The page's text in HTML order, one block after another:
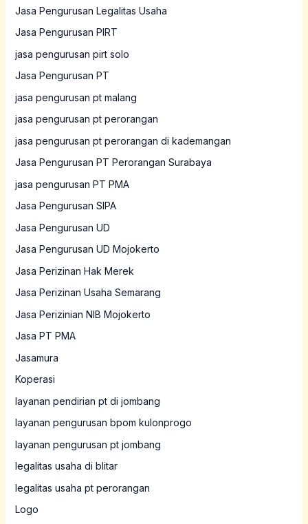
Jasa Pengurusan Legalitas Usaha
Jasa Pengurusan PIRT
jasa pengurusan pirt solo
Jasa Pengurusan PT
jasa pengurusan pt malang
jasa pengurusan pt perorangan
jasa pengurusan pt perorangan di kademangan
Jasa Pengurusan PT Perorangan Surabaya
jasa pengurusan PT PMA
Jasa Pengurusan SIPA
Jasa Pengurusan UD
Jasa Pengurusan UD Mojokerto
Jasa Perizinan Hak Merek
Jasa Perizinan Usaha Semarang
Jasa Perizinian NIB Mojokerto
Jasa PT PMA
Jasamura
Koperasi
layanan pendirian pt di jombang
layanan pengurusan bpom kulonprogo
layanan pengurusan pt jombang
legalitas usaha di blitar
legalitas usaha pt perorangan
Logo